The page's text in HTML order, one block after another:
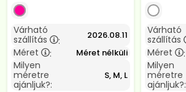
Várható
szállítás
: 2026.08.11
Méret : Méret nélküli
Milyen
méretre
ajánljuk?:
S, M, L
Várható
szállítás
Méret :
Milyen
méretre
ajánljuk?: